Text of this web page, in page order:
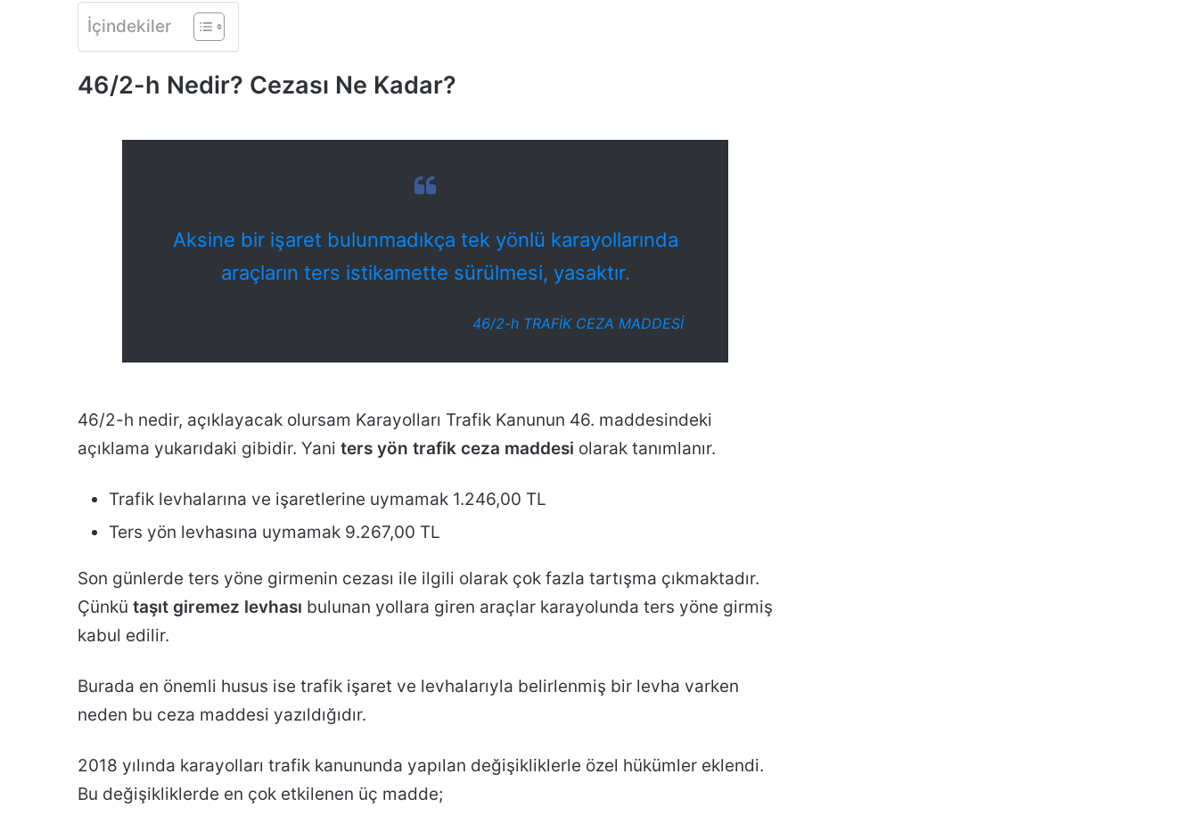
İçindekiler
46/2-h Nedir? Cezası Ne Kadar?
Aksine bir işaret bulunmadıkça tek yönlü karayollarında
araçların ters istikamette sürülmesi, yasaktır.
46/2-h TRAFİK CEZA MADDESİ
46/2-h nedir, açıklayacak olursam Karayolları Trafik Kanunun 46. maddesindeki
açıklama yukarıdaki gibidir. Yani ters yön trafik ceza maddesi olarak tanımlanır.
Trafik levhalarına ve işaretlerine uymamak 1.246,00 TL
Ters yön levhasına uymamak 9.267,00 TL
Son günlerde ters yöne girmenin cezası ile ilgili olarak çok fazla tartışma çıkmaktadır.
Çünkü taşıt giremez levhası bulunan yollara giren araçlar karayolunda ters yöne girmiş
kabul edilir.
Burada en önemli husus ise trafik işaret ve levhalarıyla belirlenmiş bir levha varken
neden bu ceza maddesi yazıldığıdır.
2018 yılında karayolları trafik kanununda yapılan değişikliklerle özel hükümler eklendi.
Bu değişikliklerde en çok etkilenen üç madde;